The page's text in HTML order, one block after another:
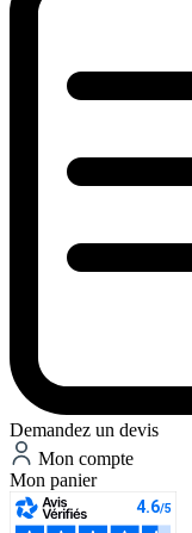
Demandez un devis
Mon compte
Mon panier